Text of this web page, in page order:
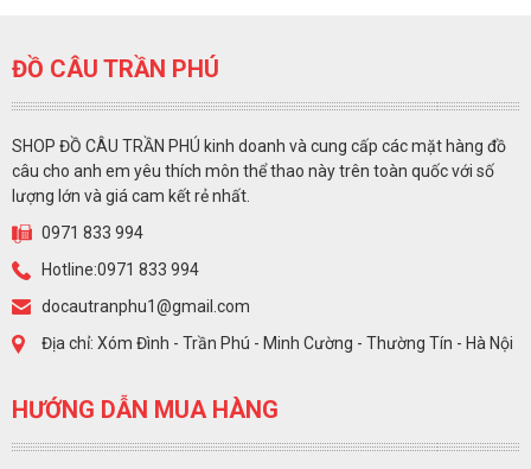
ĐỒ CÂU TRẦN PHÚ
SHOP ĐỒ CÂU TRẦN PHÚ kinh doanh và cung cấp các mặt hàng đồ
câu cho anh em yêu thích môn thể thao này trên toàn quốc với số
lượng lớn và giá cam kết rẻ nhất.
0971 833 994
Hotline:0971 833 994
docautranphu1@gmail.com
Địa chỉ: Xóm Đình - Trần Phú - Minh Cường - Thường Tín - Hà Nội
HƯỚNG DẪN MUA HÀNG